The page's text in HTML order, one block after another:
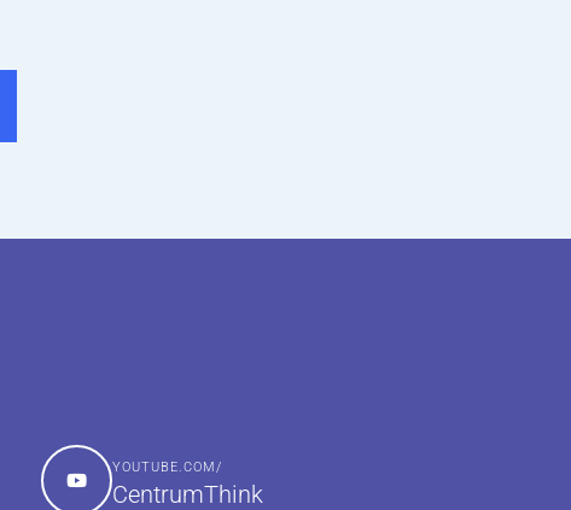
YOUTUBE.COM/
CentrumThink